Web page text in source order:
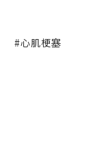
#心肌梗塞